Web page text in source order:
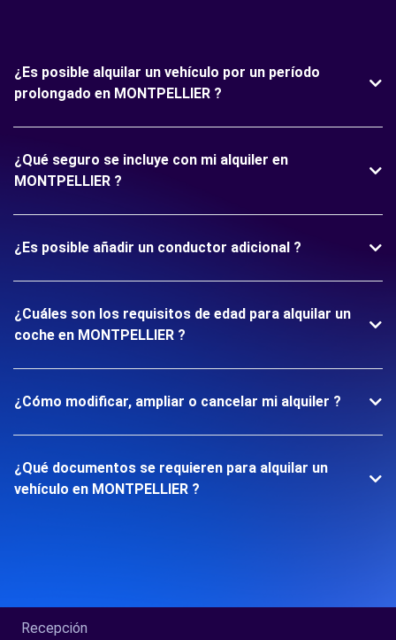
¿Es posible alquilar un vehículo por un período
prolongado en MONTPELLIER ?
¿Qué seguro se incluye con mi alquiler en
MONTPELLIER ?
¿Es posible añadir un conductor adicional ?
¿Cuáles son los requisitos de edad para alquilar un
coche en MONTPELLIER ?
¿Cómo modificar, ampliar o cancelar mi alquiler ?
¿Qué documentos se requieren para alquilar un
vehículo en MONTPELLIER ?
Recepción